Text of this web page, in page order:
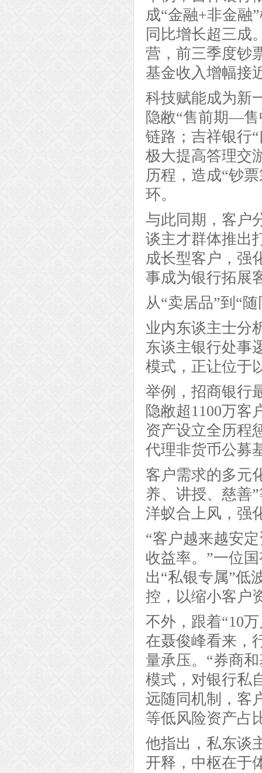
成“金融+非金融
同比增长超三成
营，前三季度钞
基金收入增幅接
科技赋能成为新
隐敝“售前期—
链路；吉祥银行
极大提高答理交
历程，造成“钞
环。
与此同期，客户
谈主才群体推出
成长型客户，强
事成为银行拓展
从“卖居品”到“
业内东谈主士分
东谈主银行处事
模式，正让位于
举例，招商银行
隐敝超1100万客
资产设立全历程
代理非货币公募
客户需求的多元
养、讲授、慈善
洋蚁合上风，强
“客户越来越安
收益率。”一位
出“私银专属”低
控，以缩小客户
不外，跟着“10
在聂俊峰看来，
量承压。“券商
模式，对银行私
远随同机制，客
等低风险资产占
他指出，私东谈
开释，中枢在于